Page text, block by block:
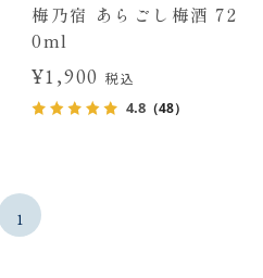
梅乃宿 あらごし梅酒 72
0ml
¥1,900 税込
4.8 （48）
1